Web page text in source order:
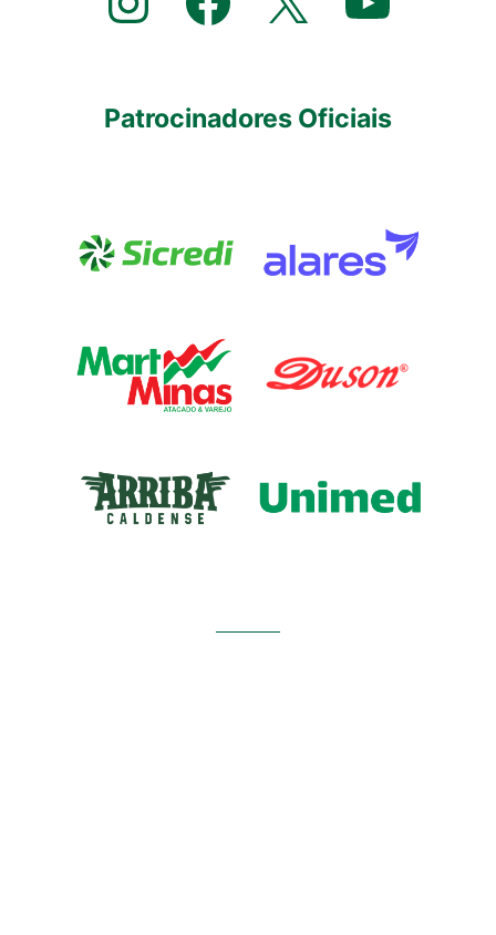
Patrocinadores Oficiais